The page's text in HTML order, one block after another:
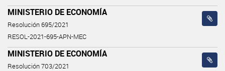
MINISTERIO DE ECONOMÍA
Resolución 695/2021
RESOL-2021-695-APN-MEC
MINISTERIO DE ECONOMÍA
Resolución 703/2021